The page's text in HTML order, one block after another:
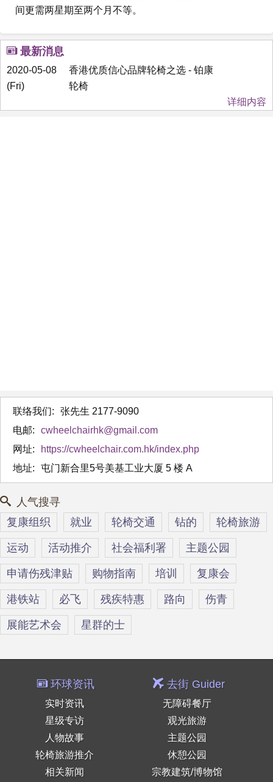
间更需两星期至两个月不等。
最新消息
2020-05-08
(Fri)
香港优质信心品牌轮椅之选 - 铂康
轮椅
详细内容
联络我们:
张先生 2177-9090
电邮:
cwheelchairhk@gmail.com
网址:
https://cwheelchair.com.hk/index.php
地址:
屯门新合里5号美基工业大厦 5 楼 A
人气搜寻
复康组织 就业 轮椅交通 钻的 轮椅旅游
运动 活动推介 社会福利署 主题公园
申请伤残津贴 购物指南 培训 复康会
港铁站 必飞 残疾特惠 路向 伤青
展能艺术会 星群的士
环球资讯
实时资讯
星级专访
人物故事
轮椅旅游推介
相关新闻
去街 Guider
无障碍餐厅
观光旅游
主题公园
休憩公园
宗教建筑/博物馆